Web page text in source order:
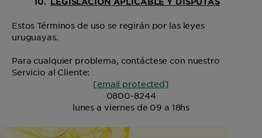
Estos Términos de uso se regirán por las leyes
uruguayas.
Para cualquier problema, contáctese con nuestro
Servicio al Cliente:
[email protected]
0800-8244
lunes a viernes de 09 a 18hs